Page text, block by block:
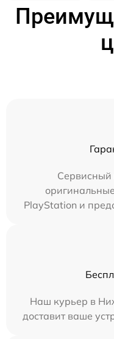
Сервисный
PlayStation и
Наш курьер в
доставит ваше